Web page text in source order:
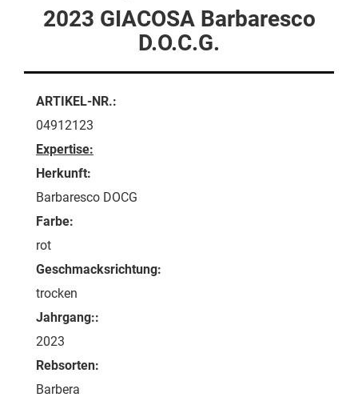
2023 GIACOSA Barbaresco
D.O.C.G.
ARTIKEL-NR.:
04912123
Expertise:
Herkunft:
Barbaresco DOCG
Farbe:
rot
Geschmacksrichtung:
trocken
Jahrgang::
2023
Rebsorten:
Barbera